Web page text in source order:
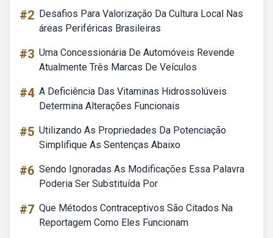
#2 Desafios Para Valorização Da Cultura Local Nas
áreas Periféricas Brasileiras
#3 Uma Concessionária De Automóveis Revende
Atualmente Três Marcas De Veículos
#4 A Deficiência Das Vitaminas Hidrossolúveis
Determina Alterações Funcionais
#5 Utilizando As Propriedades Da Potenciação
Simplifique As Sentenças Abaixo
#6 Sendo Ignoradas As Modificações Essa Palavra
Poderia Ser Substituída Por
#7 Que Métodos Contraceptivos São Citados Na
Reportagem Como Eles Funcionam